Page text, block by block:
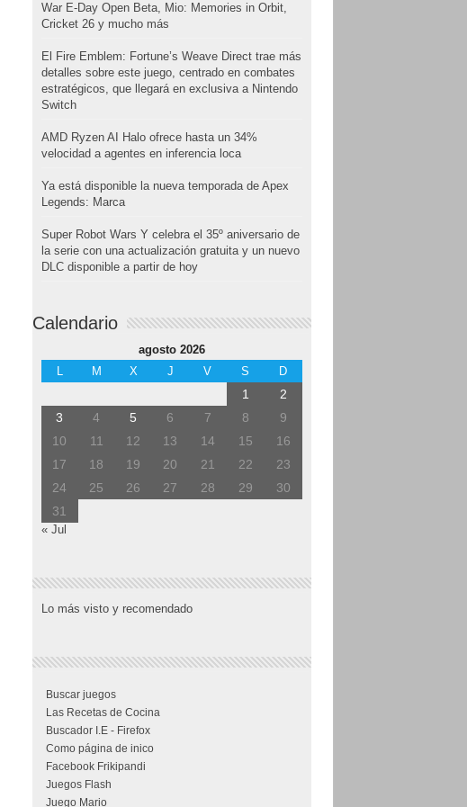
War E-Day Open Beta, Mio: Memories in Orbit,
Cricket 26 y mucho más
El Fire Emblem: Fortune’s Weave Direct trae más
detalles sobre este juego, centrado en combates
estratégicos, que llegará en exclusiva a Nintendo
Switch
AMD Ryzen AI Halo ofrece hasta un 34%
velocidad a agentes en inferencia loca
Ya está disponible la nueva temporada de Apex
Legends: Marca
Super Robot Wars Y celebra el 35º aniversario de
la serie con una actualización gratuita y un nuevo
DLC disponible a partir de hoy
Calendario
agosto 2026
L
M X J V S D
1
2
3
4 5 6 7 8
9
10
11 12 13 14 15
16
17
18 19 20 21 22
23
24
25 26 27 28 29
30
31
« Jul
Lo más visto y recomendado
Buscar juegos
Las Recetas de Cocina
Buscador I.E - Firefox
Como página de inico
Facebook Frikipandi
Juegos Flash
Juego Mario